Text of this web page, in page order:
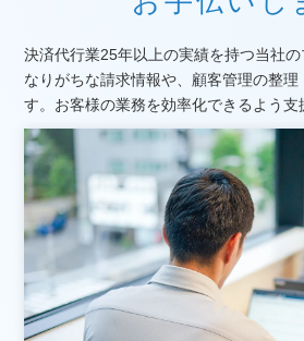
決済代行業25年以上の実績を持つ当社
なりがちな請求情報や、顧客管理の整理
す。お客様の業務を効率化できるよう支